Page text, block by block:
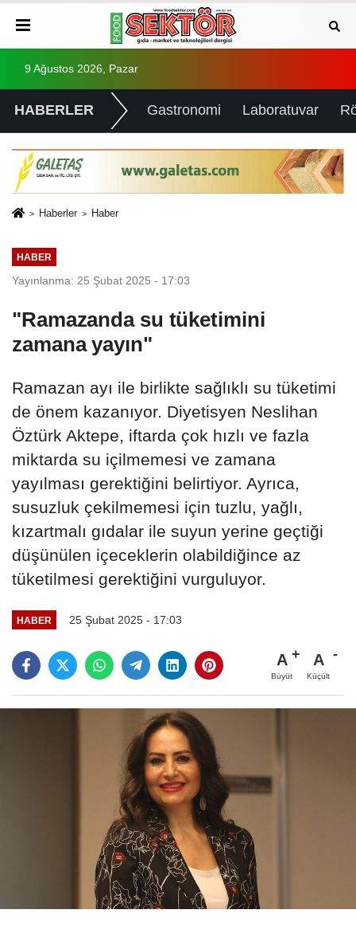
9 Ağustos 2026, Pazar
HABERLER Gastronomi Laboratuvar
Haberler Haber
HABER
Yayınlanma: 25 Şubat 2025 - 17:03
"Ramazanda su tüketimini
zamana yayın"
Ramazan ayı ile birlikte sağlıklı su tüketimi
de önem kazanıyor. Diyetisyen Neslihan
Öztürk Aktepe, iftarda çok hızlı ve fazla
miktarda su içilmemesi ve zamana
yayılması gerektiğini belirtiyor. Ayrıca,
susuzluk çekilmemesi için tuzlu, yağlı,
kızartmalı gıdalar ile suyun yerine geçtiği
düşünülen içeceklerin olabildiğince az
tüketilmesi gerektiğini vurguluyor.
HABER 25 Şubat 2025 - 17:03
A
Büyüt
A
Küçült